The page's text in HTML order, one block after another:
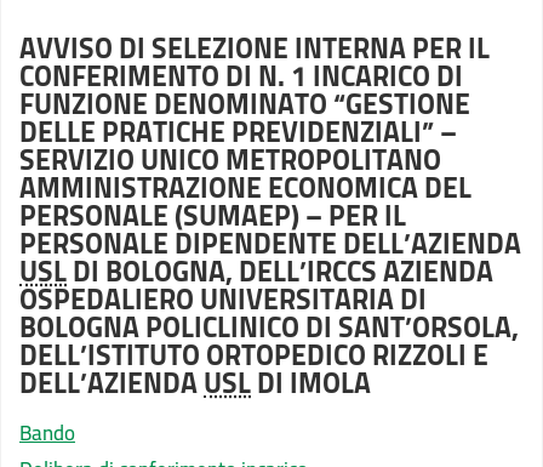
AVVISO DI SELEZIONE INTERNA PER IL
CONFERIMENTO DI N. 1 INCARICO DI
FUNZIONE DENOMINATO “GESTIONE
DELLE PRATICHE PREVIDENZIALI” –
SERVIZIO UNICO METROPOLITANO
AMMINISTRAZIONE ECONOMICA DEL
PERSONALE (SUMAEP) – PER IL
PERSONALE DIPENDENTE DELL’AZIENDA
USLDI BOLOGNA, DELL’IRCCS AZIENDA
OSPEDALIERO UNIVERSITARIA DI
BOLOGNA POLICLINICO DI SANT’ORSOLA,
DELL’ISTITUTO ORTOPEDICO RIZZOLI E
DELL’AZIENDAUSLDI IMOLA
Bando